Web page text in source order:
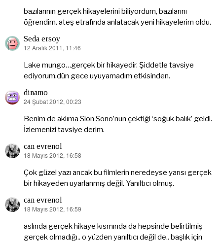
bazılarının gerçek hikayelerini biliyordum, bazılarını
öğrendim. ateş etrafında anlatacak yeni hikayelerim oldu.
Seda ersoy
dedi
12 Aralık 2011, 11:46
Lake mungo…gerçek bir hikayedir. Şiddetle tavsiye
ediyorum.dün gece uyuyamadım etkisinden.
dinamo
dedi
24 Şubat 2012, 00:23
Benim de aklıma Sion Sono’nun çektiği ‘soğuk balık’ geldi.
İzlemenizi tavsiye derim.
can evrenol
dedi
18 Mayıs 2012, 16:58
Çok güzel yazı ancak bu filmlerin neredeyse yarısı gerçek
bir hikayeden uyarlanmış değil. Yanıltıcı olmuş.
can evrenol
dedi
18 Mayıs 2012, 16:59
aslında gerçek hikaye kısmında da hepsinde belirtilmiş
gerçek olmadığı.. o yüzden yanıltıcı değil de.. başlık için